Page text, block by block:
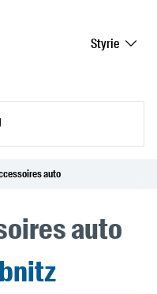
Styrie
auto
auto